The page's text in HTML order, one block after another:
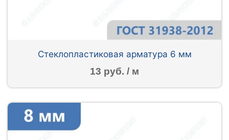
Стеклопластиковая арматура 6 мм
13 руб. / м